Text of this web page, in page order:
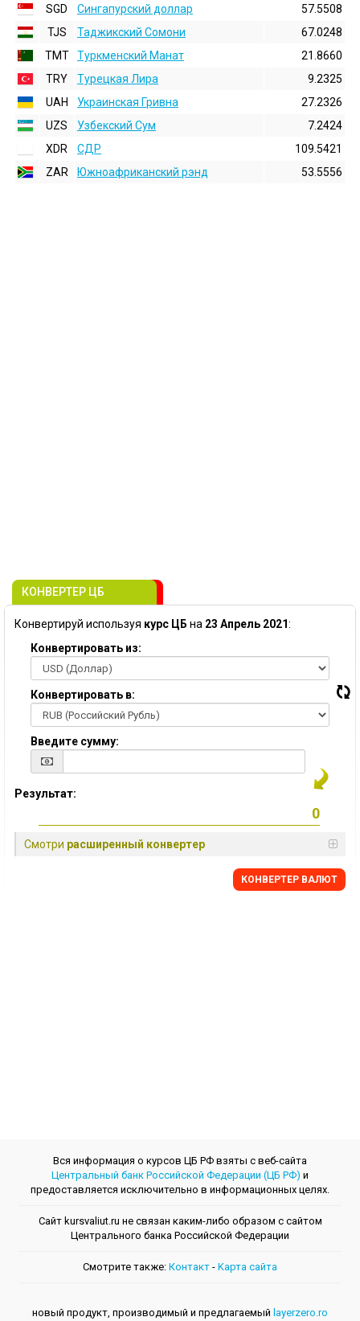
SGD
Сингапурский доллар
57.5508
TJS
Таджикский Сомони
67.0248
TMT
Туркменский Манат
21.8660
TRY
Турецкая Лира
9.2325
UAH
Украинская Гривна
27.2326
UZS
Узбекский Сум
7.2424
XDR
СДР
109.5421
ZAR
Южноафриканский рэнд 53.5556
КОНВЕРТЕР ЦБ
Конвертируй используя курс ЦБ на 23 Апрель 2021:
Конвертировать из:
Конвертировать в:
Введите сумму:
Результат:
Смотри расширенный конвертер
КОНВЕРТЕР ВАЛЮТ
Вся информация о курсов ЦБ РФ взяты с веб-сайта
Центральный банк Российской Федерации (ЦБ РФ) и
предоставляется исключительно в информационных целях.
Сайт kursvaliut.ru не связан каким-либо образом с сайтом
Центрального банкa Российской Федерации
Смотрите также: Контакт - Kарта сайта
новый продукт, производимый и предлагаемый layerzero.ro